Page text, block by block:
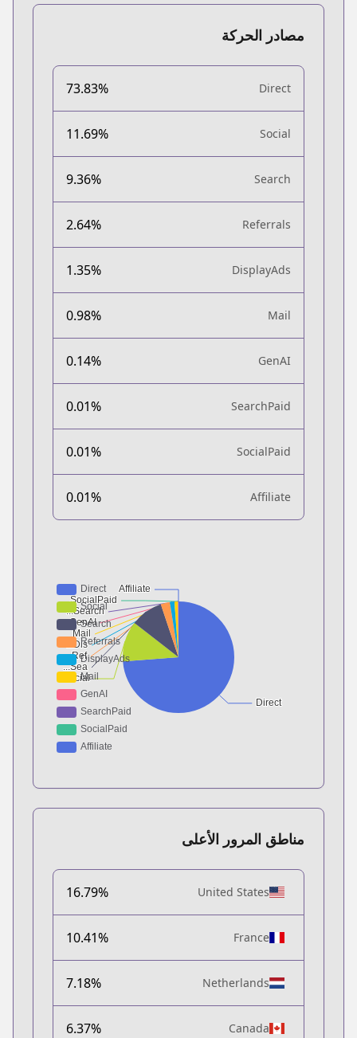
مصادر الحركة
Direct
73.83%
Social
11.69%
Search
9.36%
Referrals
2.64%
DisplayAds
1.35%
Mail
0.98%
GenAI
0.14%
SearchPaid
0.01%
SocialPaid
0.01%
Affiliate
0.01%
مناطق المرور الأعلى
United States
16.79%
France
10.41%
Netherlands
7.18%
Canada
6.37%